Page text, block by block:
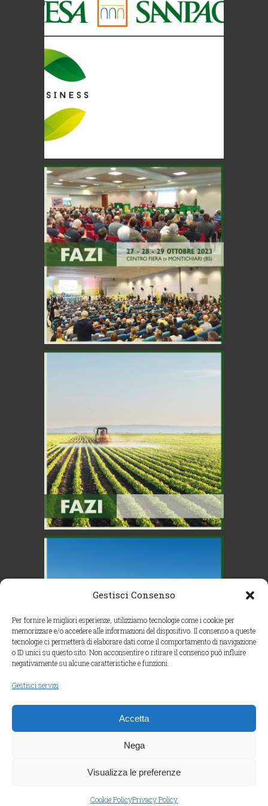
Gestisci Consenso
Per fornire le migliori esperienze, utilizziamo tecnologie come i cookie per
memorizzare e/o accedere alle informazioni del dispositivo. Il consenso a queste
tecnologie ci permetterà di elaborare dati come il comportamento di navigazione
o ID unici su questo sito. Non acconsentire o ritirare il consenso può influire
negativamente su alcune caratteristiche e funzioni.
Gestisci servizi
Accetta
Nega
Visualizza le preferenze
Cookie PolicyPrivacy Policy
Carica altro… Segui su Instagram